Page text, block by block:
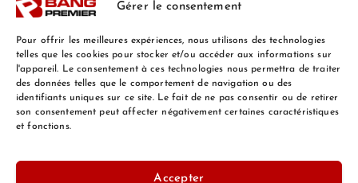
Gérer le consentement
Pour offrir les meilleures expériences, nous utilisons des technologies
telles que les cookies pour stocker et/ou accéder aux informations sur
l'appareil. Le consentement à ces technologies nous permettra de traiter
des données telles que le comportement de navigation ou des
identifiants uniques sur ce site. Le fait de ne pas consentir ou de retirer
son consentement peut affecter négativement certaines caractéristiques
et fonctions.
Accepter
Mentions Légales